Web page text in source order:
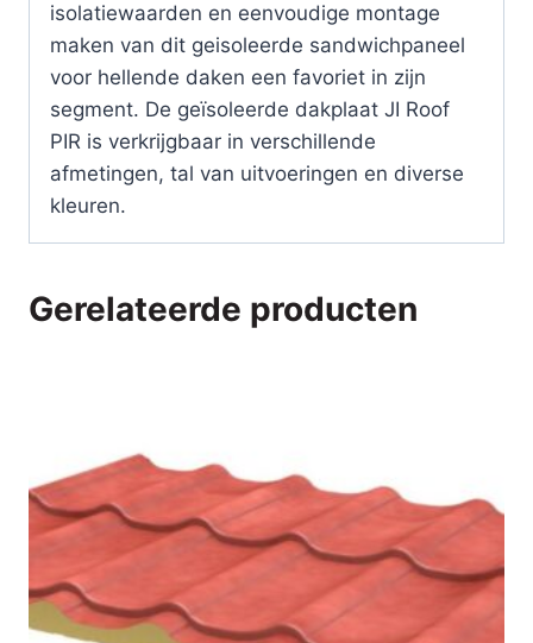
isolatiewaarden en eenvoudige montage
maken van dit geisoleerde sandwichpaneel
voor hellende daken een favoriet in zijn
segment. De geïsoleerde dakplaat JI Roof
PIR is verkrijgbaar in verschillende
afmetingen, tal van uitvoeringen en diverse
kleuren.
Gerelateerde producten